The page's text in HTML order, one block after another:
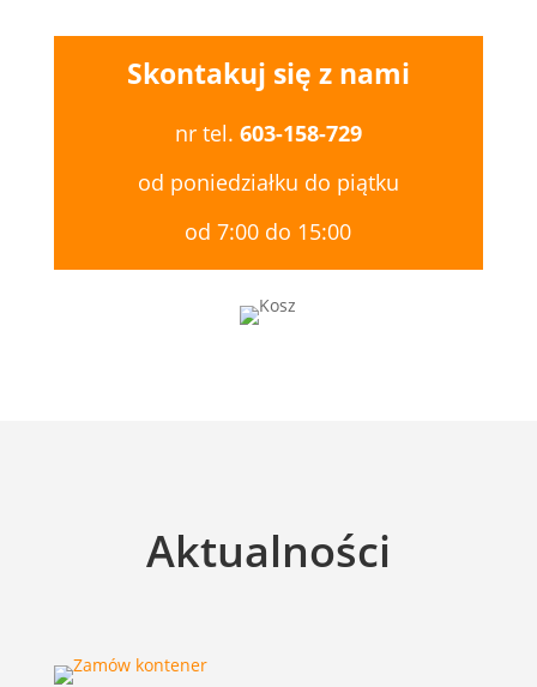
Skontakuj się z nami
nr tel. 603-158-729
od poniedziałku do piątku
od 7:00 do 15:00
Aktualności